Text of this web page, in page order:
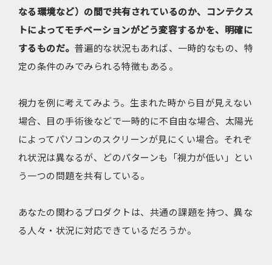
なる環境など）の間で共有されているのか、コンテクス
トによってモチベーションがどう変容するかを、明確に
するものだ。 普遍的な状況もあれば、一時的なもの、特
定の条件のみでみられる特徴もある。
視力を例に考えてみよう。生まれた時から目が見えない
場合、目の手術後などで一時的に不自由な場合、太陽光
によってパソコンのスクリーンが見にくい場合。それぞ
れ状況は異なるが、どのパターンも「視力が低い」とい
う一つの問題を共有している。
あなたの関わるプロダクトは、共通の課題を持つ、異な
る人々・状況に対応できているだろうか。